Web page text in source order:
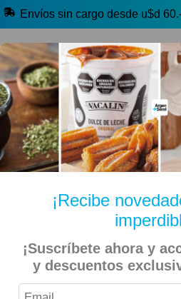
¡Recibe
¡Suscríbete ahora y
y descuentos
Envíos sin cargo desde u$d
🔥 Alfajores y Golosinas
🧉 Clásicos argentinos 🏷️
Inicio Productos de Limpieza
CIF – Desinfectante De